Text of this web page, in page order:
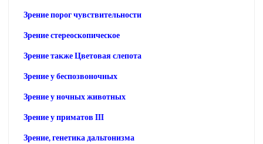
Зрение порог чувствительности
Зрение стереоскопическое
Зрение также Цветовая слепота
Зрение у беспозвоночных
Зрение у ночных животных
Зрение у приматов III
Зрение, генетика дальтонизма